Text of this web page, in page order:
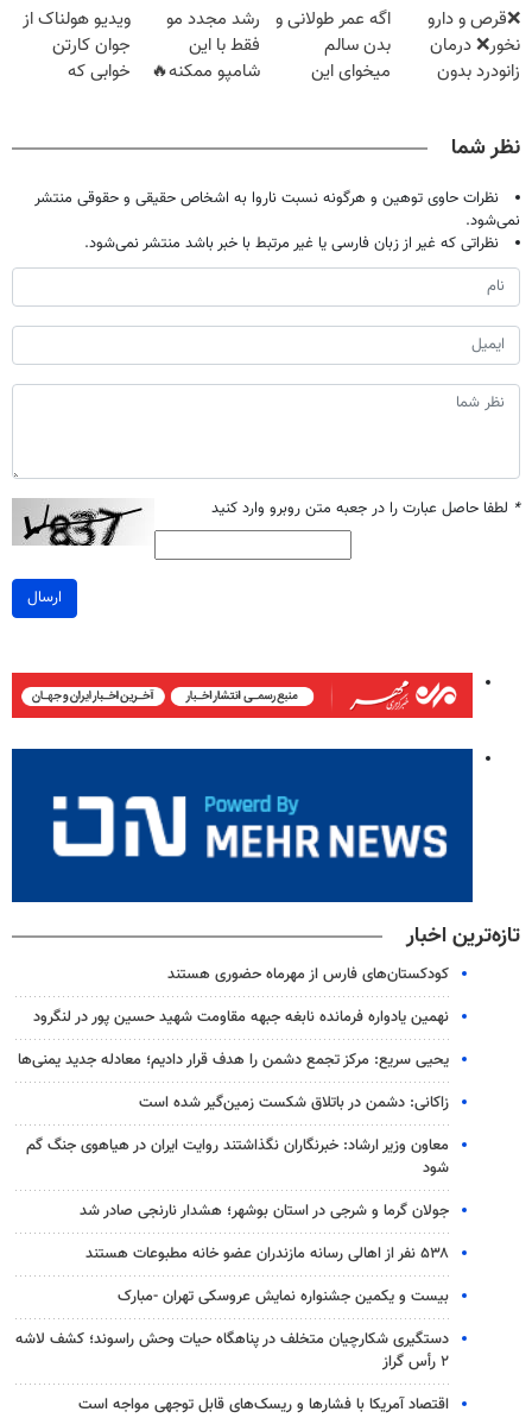
میلیون تومان!!!
خانگی
فقط ۲۵ میلیون
❌قرص‌ و دارو
نخور❌ درمان
زانودرد بدون
اگه عمر طولانی و
بدن سالم
میخوای این
رشد مجدد مو
فقط با این
شامپو ممکنه🔥
ویدیو هولناک از
جوان کارتن
خوابی که
نظر شما
نظرات حاوی توهین و هرگونه نسبت ناروا به اشخاص حقیقی و حقوقی منتشر
نمی‌شود.
نظراتی که غیر از زبان فارسی یا غیر مرتبط با خبر باشد منتشر نمی‌شود.
* لطفا حاصل عبارت را در جعبه متن روبرو وارد کنید
ارسال
تازه‌ترین اخبار
کودکستان‌های فارس از مهرماه حضوری هستند
نهمین یادواره فرمانده نابغه جبهه مقاومت شهید حسین پور در لنگرود
یحیی سریع: مرکز تجمع دشمن را هدف قرار دادیم؛ معادله جدید یمنی‌ها
زاکانی: دشمن در باتلاق شکست زمین‌گیر شده است
معاون وزیر ارشاد: خبرنگاران نگذاشتند روایت ایران در هیاهوی جنگ گم
شود
جولان گرما و شرجی در استان بوشهر؛ هشدار نارنجی صادر شد
۵۳۸ نفر از اهالی رسانه مازندران عضو خانه مطبوعات هستند
بیست و یکمین جشنواره نمایش عروسکی تهران -مبارک
دستگیری شکارچیان متخلف در پناهگاه حیات وحش راسوند؛ کشف لاشه
۲ رأس گراز
اقتصاد آمریکا با فشارها و ریسک‌های قابل توجهی مواجه است